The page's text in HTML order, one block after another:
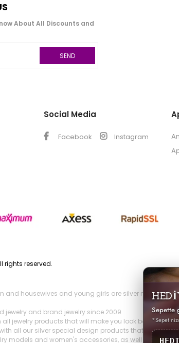
About All Discounts and
SEND
Social Media
Facebook Instagram
rights reserved.
housewives and young girls are silver necklaces,
jewelry and brand jewelry since 2009
jewelry products that will make you look both
all our silver special design products that you can
models and women's accessories, as well as
Sepette